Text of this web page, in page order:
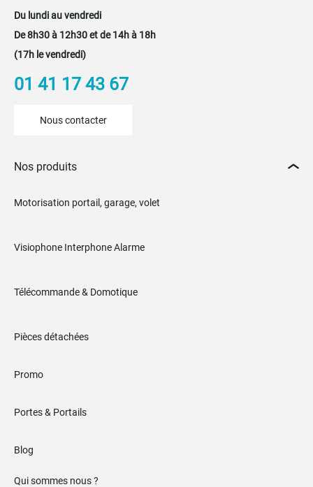
Du lundi au vendredi
De 8h30 à 12h30 et de 14h à 18h
(17h le vendredi)
01 41 17 43 67
Nous contacter
Nos produits
Motorisation portail, garage, volet
Visiophone Interphone Alarme
Télécommande & Domotique
Pièces détachées
Promo
Portes & Portails
Blog
Qui sommes nous ?